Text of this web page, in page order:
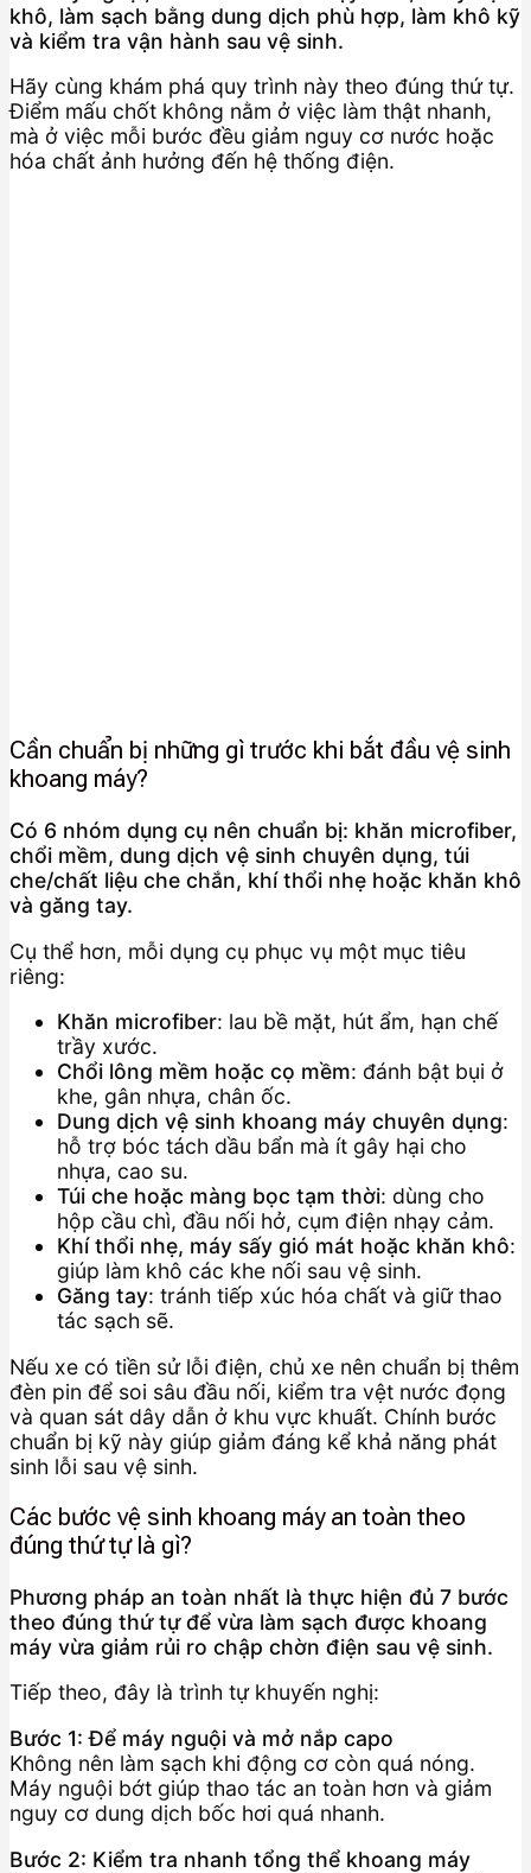
khô, làm sạch bằng dung dịch phù hợp, làm khô kỹ
và kiểm tra vận hành sau vệ sinh.
Hãy cùng khám phá quy trình này theo đúng thứ tự.
Điểm mấu chốt không nằm ở việc làm thật nhanh,
mà ở việc mỗi bước đều giảm nguy cơ nước hoặc
hóa chất ảnh hưởng đến hệ thống điện.
Cần chuẩn bị những gì trước khi bắt đầu vệ sinh
khoang máy?
Có 6 nhóm dụng cụ nên chuẩn bị: khăn microfiber,
chổi mềm, dung dịch vệ sinh chuyên dụng, túi
che/chất liệu che chắn, khí thổi nhẹ hoặc khăn khô
và găng tay.
Cụ thể hơn, mỗi dụng cụ phục vụ một mục tiêu
riêng:
Khăn microfiber: lau bề mặt, hút ẩm, hạn chế
trầy xước.
Chổi lông mềm hoặc cọ mềm: đánh bật bụi ở
khe, gân nhựa, chân ốc.
Dung dịch vệ sinh khoang máy chuyên dụng:
hỗ trợ bóc tách dầu bẩn mà ít gây hại cho
nhựa, cao su.
Túi che hoặc màng bọc tạm thời: dùng cho
hộp cầu chì, đầu nối hở, cụm điện nhạy cảm.
Khí thổi nhẹ, máy sấy gió mát hoặc khăn khô:
giúp làm khô các khe nối sau vệ sinh.
Găng tay: tránh tiếp xúc hóa chất và giữ thao
tác sạch sẽ.
Nếu xe có tiền sử lỗi điện, chủ xe nên chuẩn bị thêm
đèn pin để soi sâu đầu nối, kiểm tra vệt nước đọng
và quan sát dây dẫn ở khu vực khuất. Chính bước
chuẩn bị kỹ này giúp giảm đáng kể khả năng phát
sinh lỗi sau vệ sinh.
Các bước vệ sinh khoang máy an toàn theo
đúng thứ tự là gì?
Phương pháp an toàn nhất là thực hiện đủ 7 bước
theo đúng thứ tự để vừa làm sạch được khoang
máy vừa giảm rủi ro chập chờn điện sau vệ sinh.
Tiếp theo, đây là trình tự khuyến nghị:
Bước 1: Để máy nguội và mở nắp capo
Không nên làm sạch khi động cơ còn quá nóng.
Máy nguội bớt giúp thao tác an toàn hơn và giảm
nguy cơ dung dịch bốc hơi quá nhanh.
Bước 2: Kiểm tra nhanh tổng thể khoang máy